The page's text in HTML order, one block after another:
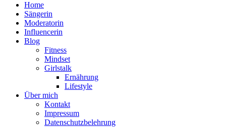
Home
Sängerin
Moderatorin
Influencerin
Blog
Fitness
Mindset
Girlstalk
Ernährung
Lifestyle
Über mich
Kontakt
Impressum
Datenschutzbelehrung